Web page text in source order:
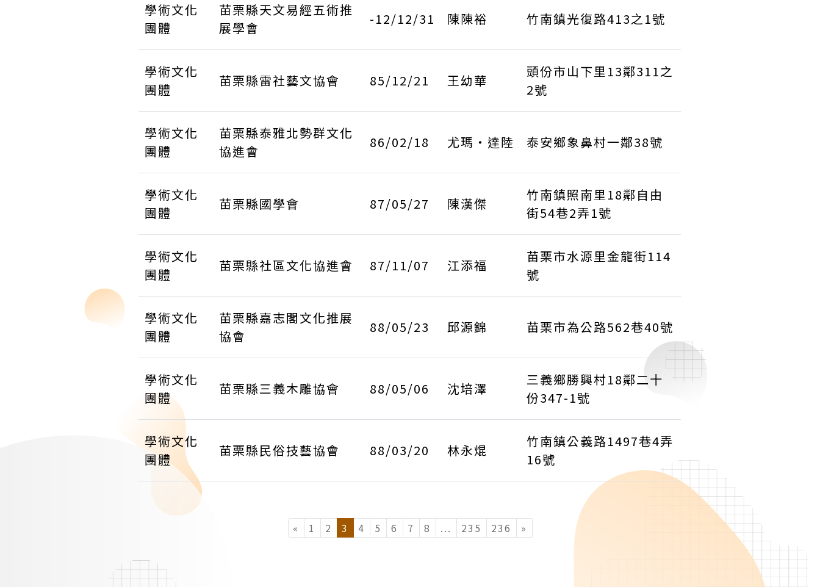
學術文化
團體
苗栗縣天文易經五術推
展學會
-12/12/31 陳陳裕 竹南鎮光復路413之1號
學術文化
團體
苗栗縣雷社藝文協會 85/12/21 王幼華
頭份市山下里13鄰311之
2號
學術文化
團體
苗栗縣泰雅北勢群文化
協進會
86/02/18 尤瑪・達陸 泰安鄉象鼻村一鄰38號
學術文化
團體
苗栗縣國學會 87/05/27 陳漢傑
竹南鎮照南里18鄰自由
街54巷2弄1號
學術文化
團體
苗栗縣社區文化協進會 87/11/07 江添福
苗栗市水源里金龍街114
號
學術文化
團體
苗栗縣嘉志閣文化推展
協會
88/05/23 邱源錦 苗栗市為公路562巷40號
學術文化
團體
苗栗縣三義木雕協會 88/05/06 沈培澤
三義鄉勝興村18鄰二十
份347-1號
學術文化
團體
苗栗縣民俗技藝協會 88/03/20 林永焜
竹南鎮公義路1497巷4弄
16號
« 1 2 3 4 5 6 7 8 ... (current)
235 236 »